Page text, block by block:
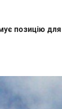
позицію для